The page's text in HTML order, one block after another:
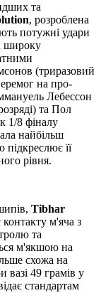
та
, розроблена
потужні удари
широку
(триразовий
на про-
Лебессон
та Пол
1/8 фіналу
найбільш
її
рівня.
Tibhar
контакту м'яча з
та
м'якшою на
схожа на
вазі 49 грамів у
стандартам